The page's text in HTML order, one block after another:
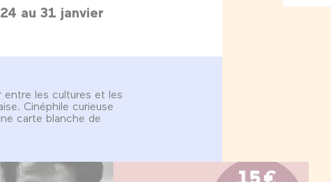
au 31 janvier
entre les cultures et les
Cinéphile curieuse
carte blanche de